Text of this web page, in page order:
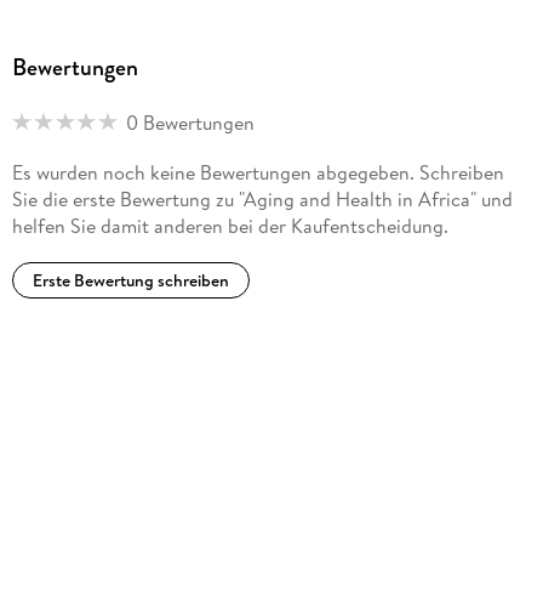
Bewertungen
0 Bewertungen
Es wurden noch keine Bewertungen abgegeben. Schreiben
Sie die erste Bewertung zu "Aging and Health in Africa" und
helfen Sie damit anderen bei der Kaufentscheidung.
Erste Bewertung schreiben